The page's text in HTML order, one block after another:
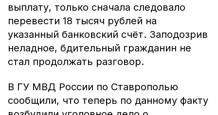
выплату, только сначала следовало
перевести 18 тысяч рублей на
указанный банковский счёт. Заподозрив
неладное, бдительный гражданин не
стал продолжать разговор.
В ГУ МВД России по Ставрополью
сообщили, что теперь по данному факту